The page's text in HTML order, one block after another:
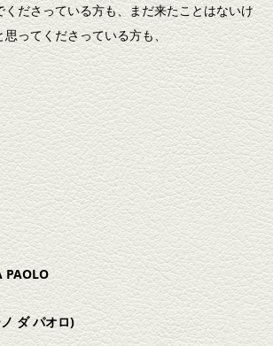
くださっている方も、まだ来たことはないけ
思ってくださっている方も、
PAOLO
ノ ダ パオロ)